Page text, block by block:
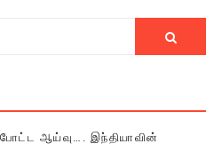
ஆய்வு…. இந்தியாவின்